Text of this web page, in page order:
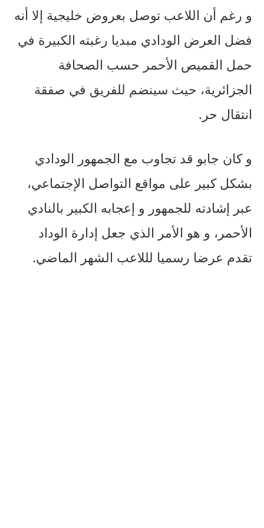
و رغم أن اللاعب توصل بعروض خليجية إلا أنه
فضل العرض الودادي مبديا رغبته الكبيرة في
حمل القميص الأحمر حسب الصحافة
الجزائرية، حيث سينضم للفريق في صفقة
انتقال حر.
و كان جابو قد تجاوب مع الجمهور الودادي
بشكل كبير على مواقع التواصل الإجتماعي،
عبر إشادته للجمهور و إعجابه الكبير بالنادي
الأحمر، و هو الأمر الذي جعل إدارة الوداد
تقدم عرضا رسميا لللاعب الشهر الماضي.